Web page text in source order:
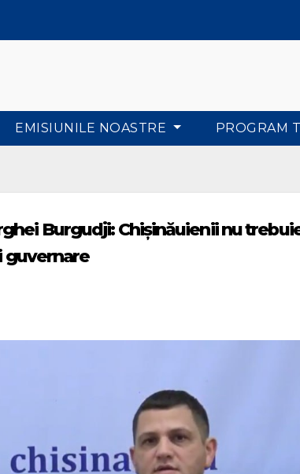
EMISIUNILE NOASTRE PROGRAM
Burgudji: Chișinăuienii nu
guvernare